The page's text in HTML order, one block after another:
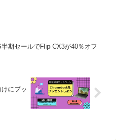
期セールでFlip CX3が40％オフ
にプッ